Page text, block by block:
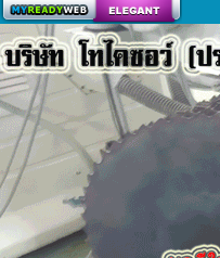
สร้างเว็บ